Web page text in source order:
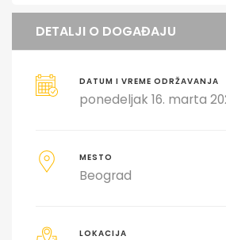
DETALJI O DOGAĐAJU
DATUM I VREME ODRŽAVANJA
ponedeljak 16. marta
MESTO
Beograd
LOKACIJA